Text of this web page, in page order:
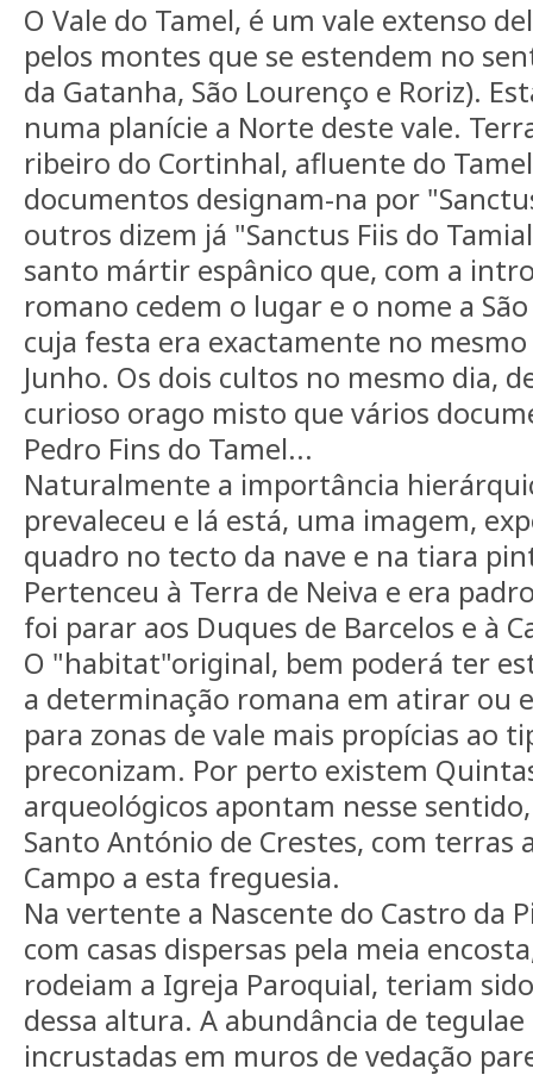
O Vale do Tamel, é um vale extenso
pelos montes que se estendem no
da Gatanha, São Lourenço e Roriz).
numa planície a Norte deste vale.
ribeiro do Cortinhal, afluente do
documentos designam-na por
outros dizem já "Sanctus Fiis do
santo mártir espânico que, com a
romano cedem o lugar e o nome a
cuja festa era exactamente no mesmo
Junho. Os dois cultos no mesmo dia,
curioso orago misto que vários
Pedro Fins do Tamel...
Naturalmente a importância
prevaleceu e lá está, uma imagem,
quadro no tecto da nave e na tiara
Pertenceu à Terra de Neiva e era
foi parar aos Duques de Barcelos e à
O "habitat"original, bem poderá ter
a determinação romana em atirar ou
para zonas de vale mais propícias ao
preconizam. Por perto existem
arqueológicos apontam nesse
Santo António de Crestes, com
Campo a esta freguesia.
Na vertente a Nascente do Castro da
com casas dispersas pela meia
rodeiam a Igreja Paroquial, teriam
dessa altura. A abundância de
incrustadas em muros de vedação